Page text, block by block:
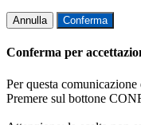
Annulla Conferma
Conferma per
Per questa
Premere sul bottone